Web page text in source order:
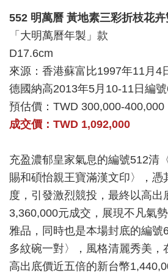
552 明萬曆 黃地素三彩折枝花
「大明萬曆年製」款
D17.6cm
來源：香港蘇富比1997年11月4
德國納高2013年5月10-11日編
預估價：TWD 300,000-400,000
成交價：TWD 1,092,000
充盈濃郁皇家氣息的編號512清
賜和碩怡親王寶滿漢文印〉，憑
度，引發激烈競投，最終以高出
3,360,000元成交，展現不凡氣
雅品，同時也是本場封底的編號
多紋碗一對〉，風格清麗秀美，
高出底價近五倍的新台幣